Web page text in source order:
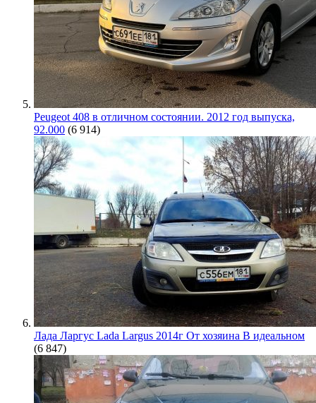
Peugeot 408 в отличном состоянии. 2012 год выпуска,
92.000 (6 914)
Лада Ларгус Lada Largus 2014г От хозяина В идеальном
(6 847)